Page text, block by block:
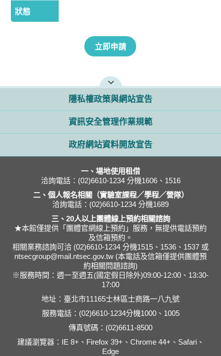
狀態
隱私權政策與網站宣告
資訊安全管理作業規範
政府網站資料開放宣告
一、場地使用租借
洽詢電話：(02)6610-1234 分機1606、1516
二、個人報名相關（實驗室課程／學程／營隊）
洽詢電話：(02)6610-1234 分機1689
三、20人以上團體線上預約相關諮詢
★本館僅提供「團體官網線上預約」服務，無提供電話預約
及信箱預約。
相關業務諮詢可洽 (02)6610-1234 分機1515、1536、1537 或
ntsecgroup@mail.ntsec.gov.tw (本電話及信箱僅提供團體預
約相關問題諮詢)
※服務時間：週一至週五(國定假日除外)09:00-12:00、13:30-
17:00
地址：臺北市11165士林區士商路一八九號
服務電話：(02)6610-1234分機1000、1005
傳真號碼：(02)6611-8500
建議瀏覽器：IE 8+、Firefox 39+、Chrome 44+、Safari、
Edge